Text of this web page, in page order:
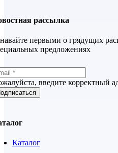
рассылка
первыми о грядущих
предложениях
введите корректный
Каталог